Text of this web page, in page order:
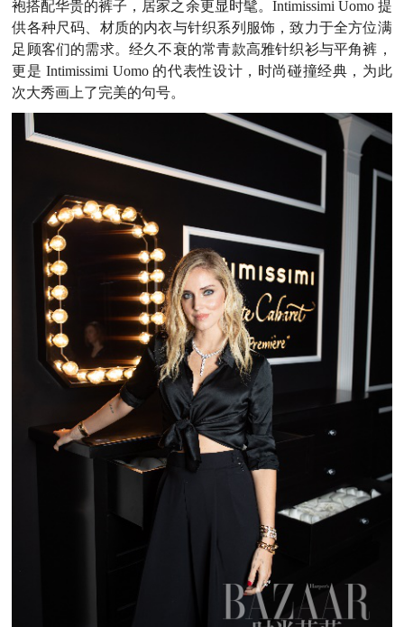
袍搭配华贵的裤子，居家之余更显时髦。Intimissimi Uomo 提
供各种尺码、材质的内衣与针织系列服饰，致力于全方位满
足顾客们的需求。经久不衰的常青款高雅针织衫与平角裤，
更是 Intimissimi Uomo 的代表性设计，时尚碰撞经典，为此
次大秀画上了完美的句号。